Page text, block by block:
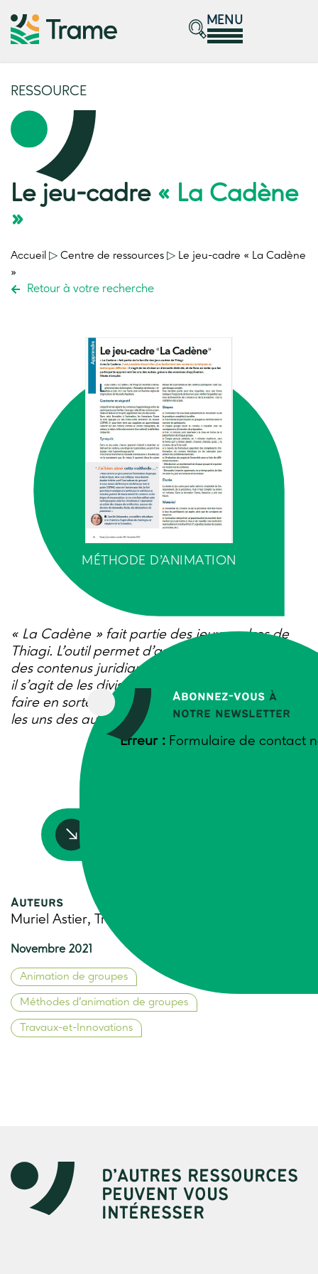
MENU
Abonnez-vous à
notre newsletter
Erreur : Formulaire de contact
RESSOURCE
Le jeu-cadre « La Cadène
»
Accueil ▷ Centre de ressources ▷ Le jeu-cadre « La Cadène
»
Retour à votre recherche
MÉTHODE D’ANIMATION
« La Cadène » fait partie des jeux-cadres de
Thiagi. L’outil permet d’assimiler plus facilement
des contenus juridiques ou techniques difficiles :
il s’agit de les diviser en éléments distincts, et de
faire en sorte que les participants apprennent
les uns des autres, grâce à des exercices.
Auteurs
Muriel Astier, Trame
Novembre 2021
Animation de groupes
Méthodes d’animation de groupes
Travaux-et-Innovations
D’AUTRES RESSOURCES
PEUVENT VOUS
INTÉRESSER